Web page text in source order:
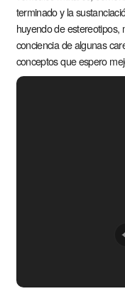
terminado y la
huyendo de estereotipos,
conciencia de algunas
conceptos que espero